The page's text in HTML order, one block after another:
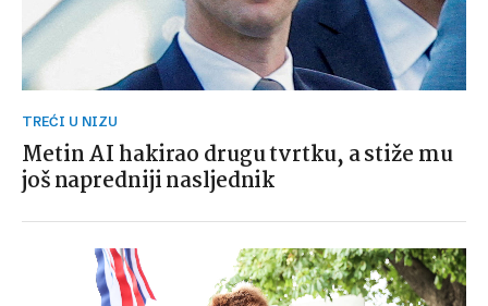
TREĆI U NIZU
Metin AI hakirao drugu tvrtku, a stiže mu
još napredniji nasljednik